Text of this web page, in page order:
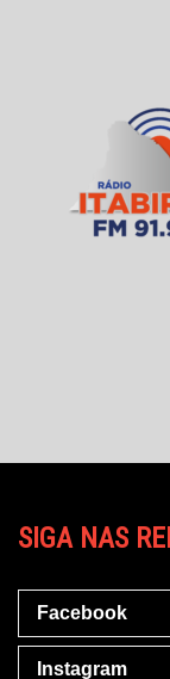
SIGA NAS
Facebook
Instagram